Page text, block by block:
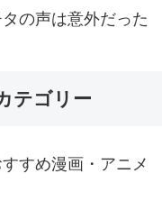
タの声は意外だった
テゴリー
すすめ漫画・アニメ